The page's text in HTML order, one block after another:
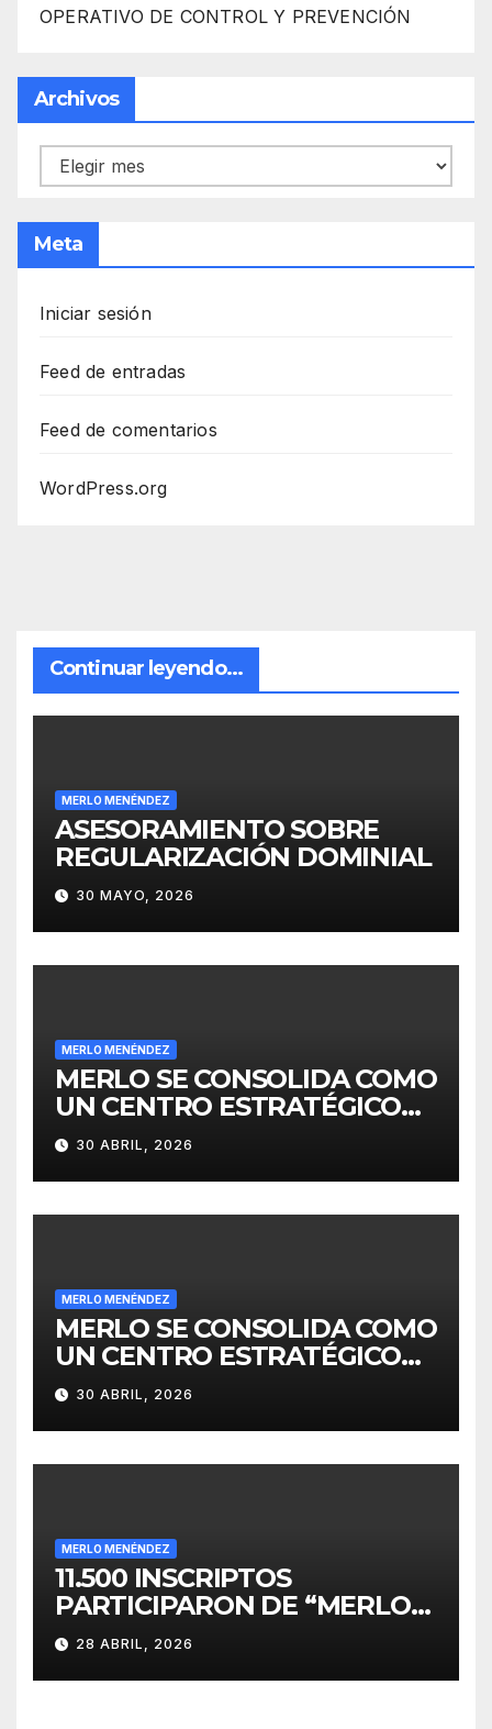
OPERATIVO DE CONTROL Y PREVENCIÓN
Archivos
Archivos
Meta
Iniciar sesión
Feed de entradas
Feed de comentarios
WordPress.org
Continuar leyendo...
MERLO MENÉNDEZ
ASESORAMIENTO SOBRE
REGULARIZACIÓN DOMINIAL
30 MAYO, 2026
MERLO MENÉNDEZ
MERLO SE CONSOLIDA COMO
UN CENTRO ESTRATÉGICO
PARA EL DESARROLLO DE
INVERSIONES
30 ABRIL, 2026
MERLO MENÉNDEZ
MERLO SE CONSOLIDA COMO
UN CENTRO ESTRATÉGICO
PARA EL DESARROLLO DE
INVERSIONES
30 ABRIL, 2026
MERLO MENÉNDEZ
11.500 INSCRIPTOS
PARTICIPARON DE “MERLO
CORRE POR MALVINAS”
28 ABRIL, 2026